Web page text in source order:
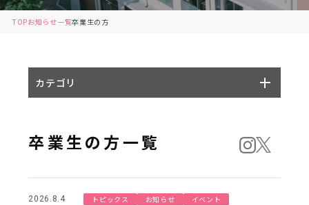
TOPお知らせ一覧卒業生の方
卒業生の方一覧
2026.8.4 トピックス お知らせ イベント
カテゴリ